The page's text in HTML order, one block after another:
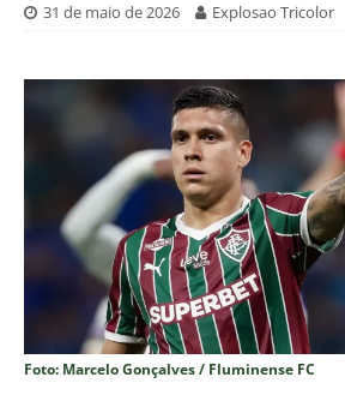
31 de maio de 2026 Explosao Tricolor
Foto: Marcelo Gonçalves / Fluminense FC